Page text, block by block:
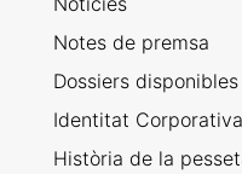
Notes de premsa
Dossiers disponibles
Identitat Corporativa
Història de la